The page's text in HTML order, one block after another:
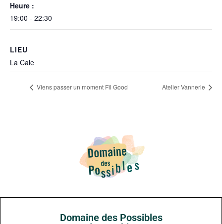
Heure :
19:00 - 22:30
LIEU
La Cale
Viens passer un moment Fil Good Atelier Vannerie
Domaine des Possibles